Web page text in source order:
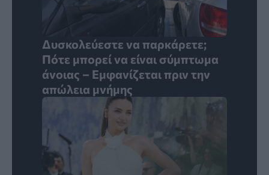
Δυσκολεύεστε να παρκάρετε;
Πότε μπορεί να είναι σύμπτωμα
άνοιας – Εμφανίζεται πριν την
απώλεια μνήμης